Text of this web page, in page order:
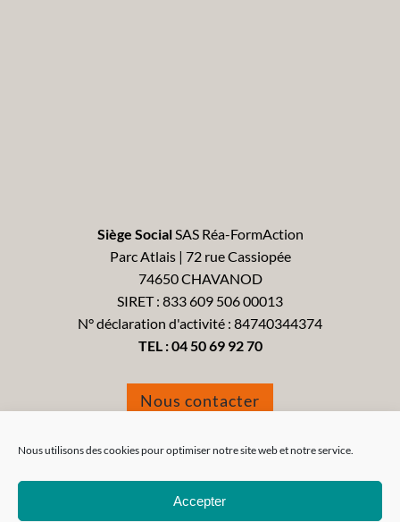
Nous utilisons des cookies pour optimiser notre site web et notre service.
Accepter
Siège SocialSAS Réa-FormAction
Parc Atlais | 72 rue Cassiopée
74650 CHAVANOD
SIRET : 833 609 506 00013
N° déclaration d'activité : 84740344374
TEL :04 50 69 92 70
Nous contacter